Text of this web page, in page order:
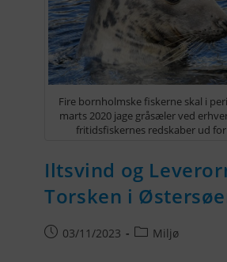
Fire bornholmske fiskerne skal i
marts 2020 jage gråsæler ved
fritidsfiskernes redskaber ud
Iltsvind og
Torsken i
03/11/2023 Miljø